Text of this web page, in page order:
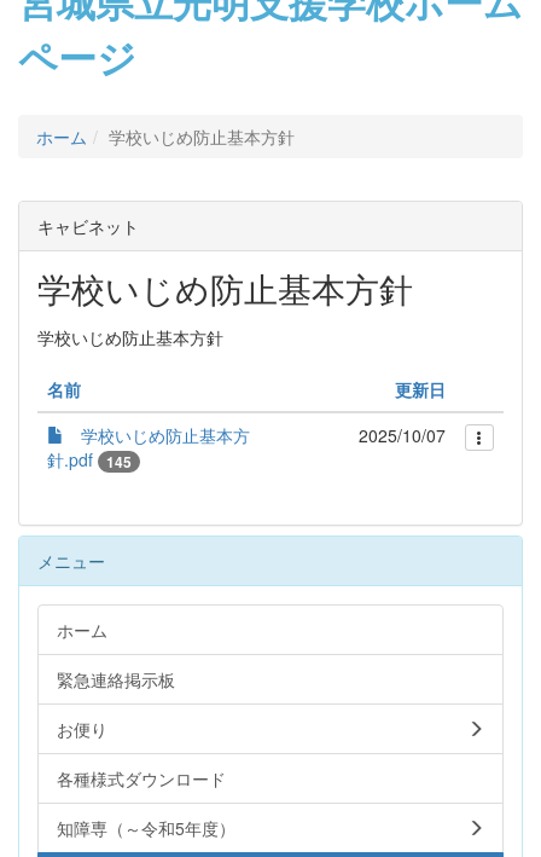
ページ
ホーム 学校いじめ防止基本方針
キャビネット
学校いじめ防止基本方針
学校いじめ防止基本方針
名前
更新日
学校いじめ防止基本方
針.pdf
145
2025/10/07
メニュー
ホーム
緊急連絡掲示板
お便り
各種様式ダウンロード
知障専（～令和5年度）